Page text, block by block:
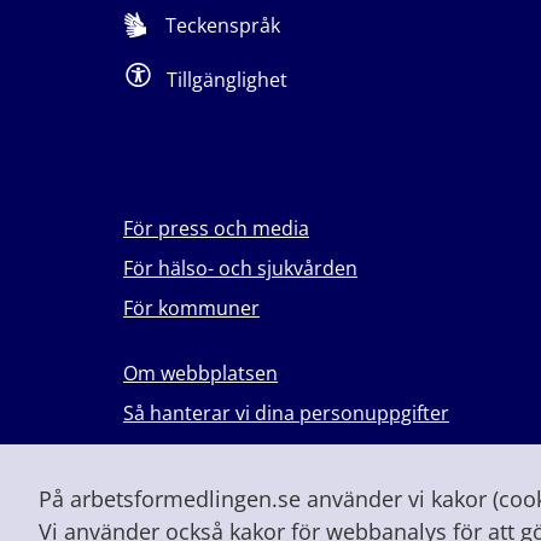
På arbetsformedlingen.se använder vi kakor
Vi använder också kakor för webbanalys för att
Teckenspråk
Tillgänglighet
För press och media
För hälso- och sjukvården
För kommuner
Om webbplatsen
Så hanterar vi dina personuppgifter
Lever du med våld i en nära relation?
Vid höjd beredskap och krig